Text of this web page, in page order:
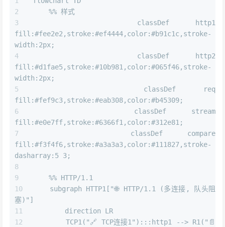
    %% 样式
    classDef http1
fill:#fee2e2,stroke:#ef4444,color:#b91c1c,stroke-
width:2px;
    classDef http2
fill:#d1fae5,stroke:#10b981,color:#065f46,stroke-
width:2px;
    classDef req
fill:#fef9c3,stroke:#eab308,color:#b45309;
    classDef stream
fill:#e0e7ff,stroke:#6366f1,color:#312e81;
    classDef compare
fill:#f3f4f6,stroke:#a3a3a3,color:#111827,stroke-
dasharray:5 3;
    %% HTTP/1.1
    subgraph HTTP1["🌐 HTTP/1.1 (多连接, 队头阻
塞)"]
        direction LR
        TCP1("🔗 TCP连接1"):::http1 --> R1("📄